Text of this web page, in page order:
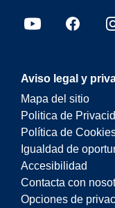
Aviso legal y
Mapa del sitio
Politica de
Política de
Igualdad de
Accesibilidad
Contacta con
Opciones de